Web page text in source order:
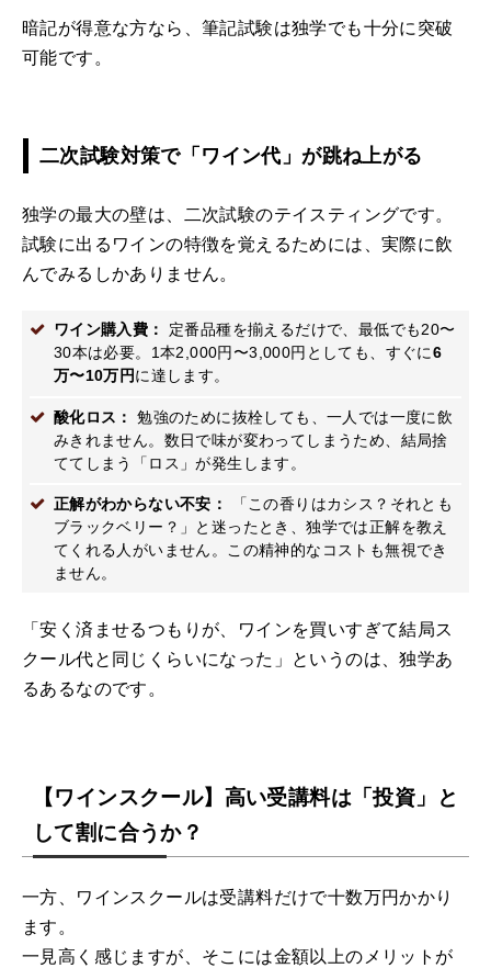
暗記が得意な方なら、筆記試験は独学でも十分に突破
可能です。
二次試験対策で「ワイン代」が跳ね上がる
独学の最大の壁は、二次試験のテイスティングです。
試験に出るワインの特徴を覚えるためには、実際に飲
んでみるしかありません。
ワイン購入費：
定番品種を揃えるだけで、最低でも20〜
30本は必要。1本2,000円〜3,000円としても、すぐに6
万〜10万円に達します。
酸化ロス：
勉強のために抜栓しても、一人では一度に飲
みきれません。数日で味が変わってしまうため、結局捨
ててしまう「ロス」が発生します。
正解がわからない不安：
「この香りはカシス？それとも
ブラックベリー？」と迷ったとき、独学では正解を教え
てくれる人がいません。この精神的なコストも無視でき
ません。
「安く済ませるつもりが、ワインを買いすぎて結局ス
クール代と同じくらいになった」というのは、独学あ
るあるなのです。
【ワインスクール】高い受講料は「投資」と
して割に合うか？
一方、ワインスクールは受講料だけで十数万円かかり
ます。
一見高く感じますが、そこには金額以上のメリットが